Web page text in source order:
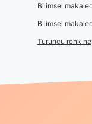
Bilimsel
Bilimsel
Turuncu renk